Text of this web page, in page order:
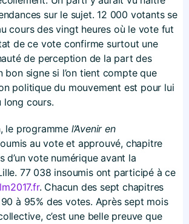
sur le sujet. 12 000 votants se
cours des vingt heures où le vote fut
de ce vote confirme surtout une
de perception de la part des
bon signe si l’on tient compte que
politique du mouvement est pour lui
long cours.
le programme l’Avenir en
au vote et approuvé, chapitre
d’un vote numérique avant la
77 038 insoumis ont participé à ce
. Chacun des sept chapitres
à 95% des votes. Après sept mois
c’est une belle preuve que